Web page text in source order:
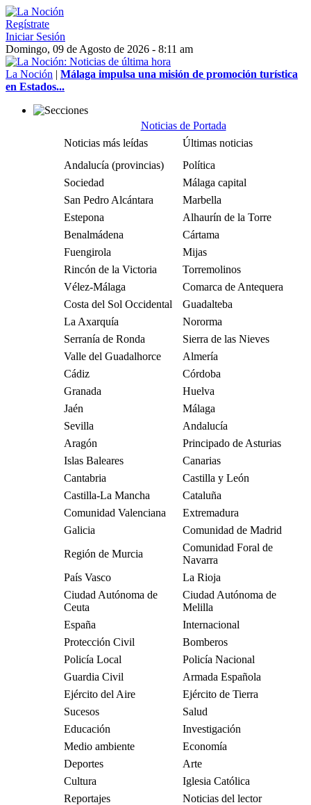
Regístrate
Iniciar Sesión
Domingo, 09 de Agosto de 2026 - 8:11 am
La Noción | Málaga impulsa una misión de promoción turística
en Estados...
Noticias de Portada
Noticias más leídas
Últimas noticias
Andalucía (provincias)
Política
Sociedad
Málaga capital
San Pedro Alcántara
Marbella
Estepona
Alhaurín de la Torre
Benalmádena
Cártama
Fuengirola
Mijas
Rincón de la Victoria
Torremolinos
Vélez-Málaga
Comarca de Antequera
Costa del Sol Occidental
Guadalteba
La Axarquía
Nororma
Serranía de Ronda
Sierra de las Nieves
Valle del Guadalhorce
Almería
Cádiz
Córdoba
Granada
Huelva
Jaén
Málaga
Sevilla
Andalucía
Aragón
Principado de Asturias
Islas Baleares
Canarias
Cantabria
Castilla y León
Castilla-La Mancha
Cataluña
Comunidad Valenciana
Extremadura
Galicia
Comunidad de Madrid
Región de Murcia
Comunidad Foral de
Navarra
País Vasco
La Rioja
Ciudad Autónoma de
Ceuta
Ciudad Autónoma de
Melilla
España
Internacional
Protección Civil
Bomberos
Policía Local
Policía Nacional
Guardia Civil
Armada Española
Ejército del Aire
Ejército de Tierra
Sucesos
Salud
Educación
Investigación
Medio ambiente
Economía
Deportes
Arte
Cultura
Iglesia Católica
Reportajes
Noticias del lector